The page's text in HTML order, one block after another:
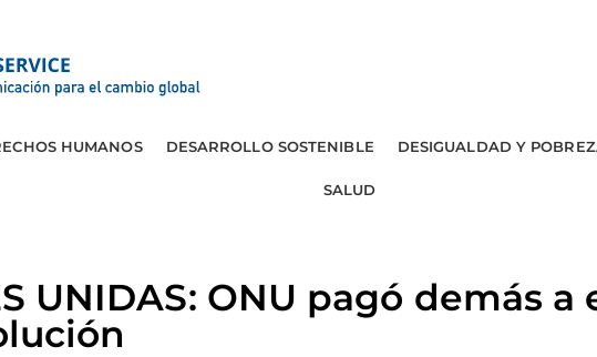
HUMANOS DESARROLLO SOSTENIBLE DESIGUALDAD Y
SALUD
UNIDAS: ONU pagó demás a